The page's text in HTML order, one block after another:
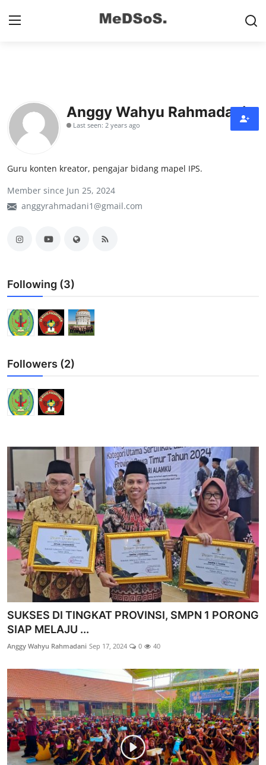
Contact
SMP
Video SD
Lainnya
Anggy Wahyu Rahmadani
Last seen: 2 years ago
Guru konten kreator, pengajar bidang mapel IPS.
Member since Jun 25, 2024
anggyrahmadani1@gmail.com
Following (3)
Followers (2)
SUKSES DI TINGKAT PROVINSI, SMPN 1 PORONG
SIAP MELAJU ...
Anggy Wahyu Rahmadani Sep 17, 2024 0 40